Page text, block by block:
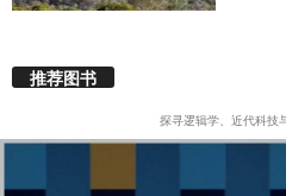
推荐图书
探寻逻辑学、近代科技